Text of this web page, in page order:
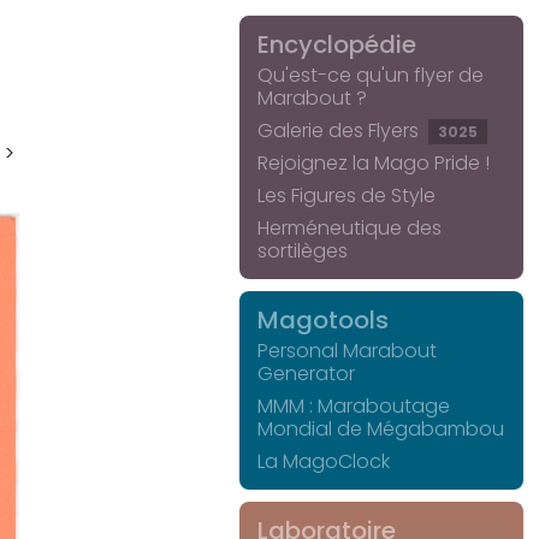
Encyclopédie
Qu'est-ce qu'un flyer de
Marabout ?
Galerie des Flyers
3025
Rejoignez la Mago Pride !
Les Figures de Style
Herméneutique des
sortilèges
Magotools
Personal Marabout
Generator
MMM : Maraboutage
Mondial de Mégabambou
La MagoClock
Laboratoire